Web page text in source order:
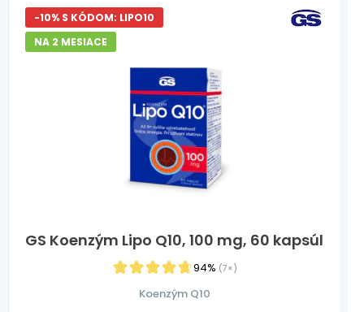
GS Koenzým Lipo Q10, 100 mg, 60 kapsúl
94% (7×)
-10% S KÓDOM: LIPO10
NA 2 MESIACE
Koenzým Q10